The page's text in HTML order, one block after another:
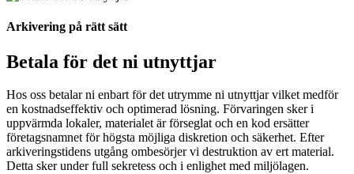
Arkivering på rätt sätt
Betala för det ni utnyttjar
Hos oss betalar ni enbart för det utrymme ni utnyttjar vilket medför
en kostnadseffektiv och optimerad lösning. Förvaringen sker i
uppvärmda lokaler, materialet är förseglat och en kod ersätter
företagsnamnet för högsta möjliga diskretion och säkerhet. Efter
arkiveringstidens utgång ombesörjer vi destruktion av ert material.
Detta sker under full sekretess och i enlighet med miljölagen.